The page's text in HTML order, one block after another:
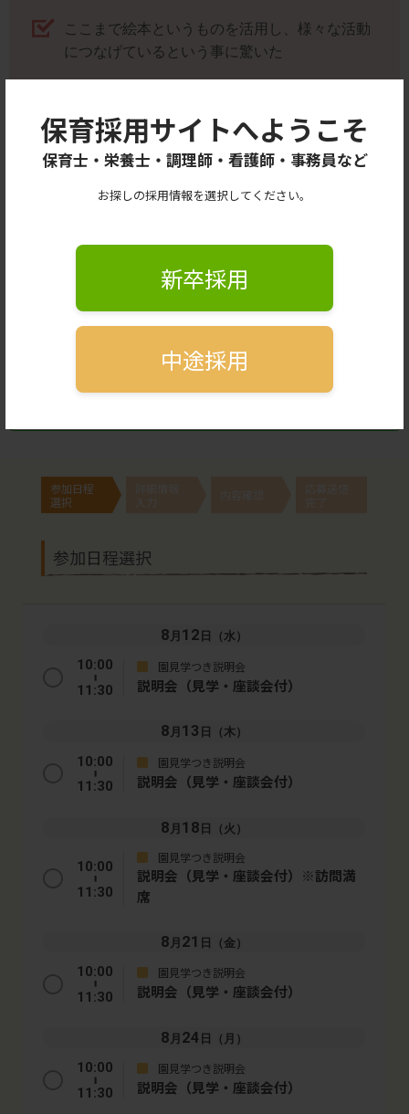
保育採用サイトへようこそ
保育士・栄養士・調理師・看護師・事務員など
お探しの採用情報を選択してください。
新卒採用
中途採用
ここまで絵本というものを活用し、様々な活動
につなげているという事に驚いた
新卒向けのサポートが充実していて安心できる
新卒向け公式LINEアカウントから